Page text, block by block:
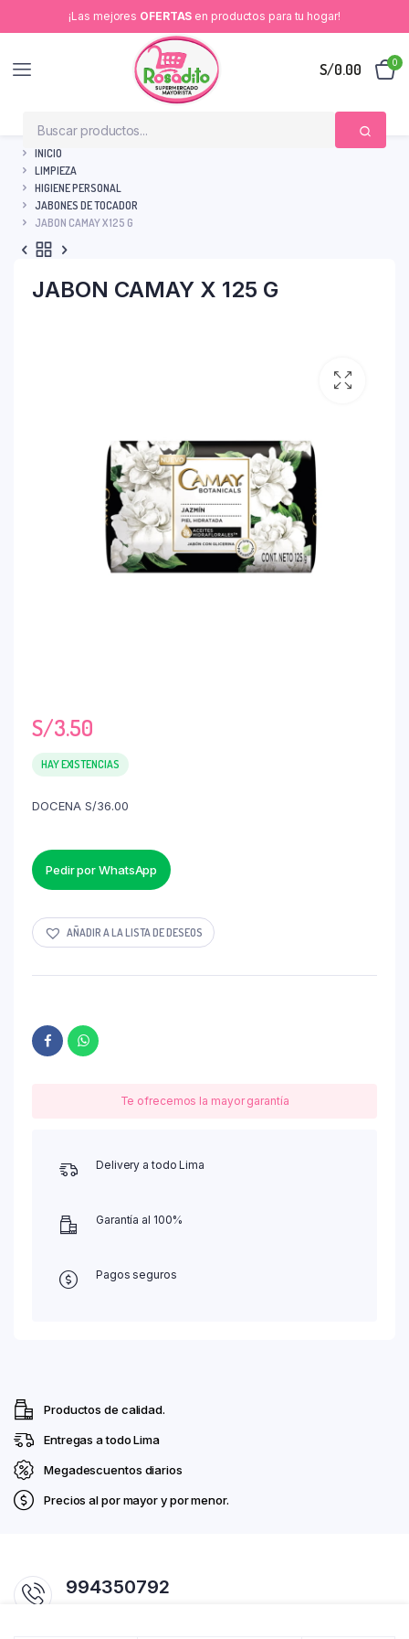
¡Las mejores OFERTAS en productos para tu hogar!
S/0.00 0
INICIO
LIMPIEZA
HIGIENE PERSONAL
JABONES DE TOCADOR
JABON CAMAY X 125 G
JABON CAMAY X 125 G
S/3.50
HAY EXISTENCIAS
DOCENA S/36.00
Pedir por WhatsApp
AÑADIR A LA LISTA DE DESEOS
Te ofrecemos la mayor garantía
Delivery a todo Lima
Garantía al 100%
Pagos seguros
Productos de calidad.
Entregas a todo Lima
Megadescuentos diarios
Precios al por mayor y por menor.
994350792